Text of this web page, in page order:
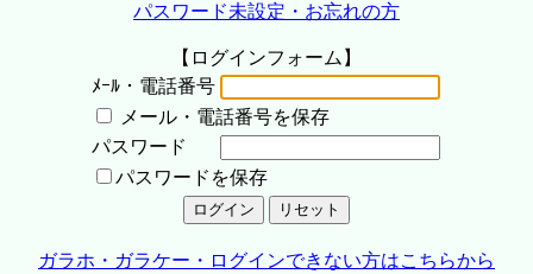
パスワード未設定・お忘れの方
【ログインフォーム】
ﾒｰﾙ・電話番号
メール・電話番号を保存
パスワード
パスワードを保存
ガラホ・ガラケー・ログインできない方はこちらから